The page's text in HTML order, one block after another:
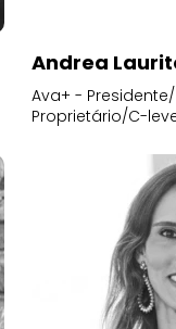
Andrea
Ava+ -
Proprietário/C-